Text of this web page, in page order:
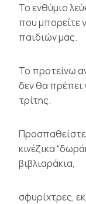
To ενθύμιο
που μπορείτε
παιδιών μας.
Το προτείνω
δεν θα πρέπει
τρίτης.
κινέζικα
βιβλιαράκια,
σφυρίχτρες,